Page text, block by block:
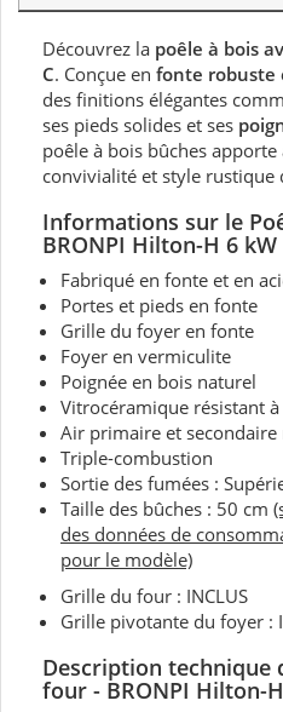
Découvrez la poêle à bois
C. Conçue en fonte robuste
des finitions élégantes
ses pieds solides et ses
poêle à bois bûches
convivialité et style rustique
Informations sur le
BRONPI Hilton-H 6 kW
Fabriqué en fonte et en
Portes et pieds en fonte
Grille du foyer en fonte
Foyer en vermiculite
Poignée en bois naturel
Vitrocéramique résistant à
Air primaire et secondaire
Triple-combustion
Sortie des fumées :
Taille des bûches : 50 cm
des données de
pour le modèle)
Grille du four : INCLUS
Grille pivotante du foyer :
Description technique
four - BRONPI Hilton-